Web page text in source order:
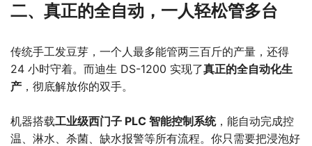
二、真正的全自动，一人轻松管多台
传统手工发豆芽，一个人最多能管两三百斤的产量，还得
24 小时守着。而迪生 DS-1200 实现了真正的全自动化生
产 ，彻底解放你的双手。
机器搭载工业级西门子 PLC 智能控制系统，能自动完成控
温、淋水、杀菌、缺水报警等所有流程。你只需要把浸泡好